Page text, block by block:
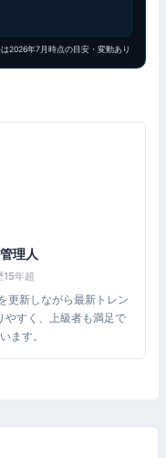
2026年7月時点の目安・変動あり
理人
15年超
更新しながら最新トレン
やすく、上級者も満足で
ます。